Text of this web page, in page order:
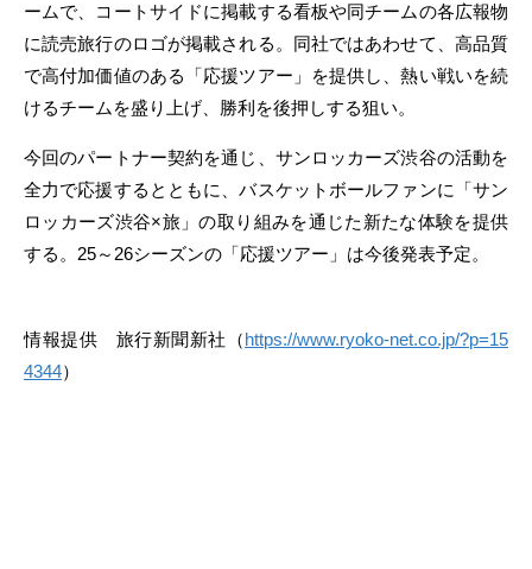
ームで、コートサイドに掲載する看板や同チームの各広報物
に読売旅行のロゴが掲載される。同社ではあわせて、高品質
で高付加価値のある「応援ツアー」を提供し、熱い戦いを続
けるチームを盛り上げ、勝利を後押しする狙い。
今回のパートナー契約を通じ、サンロッカーズ渋谷の活動を
全力で応援するとともに、バスケットボールファンに「サン
ロッカーズ渋谷×旅」の取り組みを通じた新たな体験を提供
する。25～26シーズンの「応援ツアー」は今後発表予定。
情報提供 旅行新聞新社（https://www.ryoko-net.co.jp/?p=15
4344）